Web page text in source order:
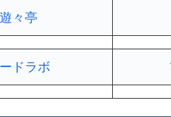
々亭
ドラボ